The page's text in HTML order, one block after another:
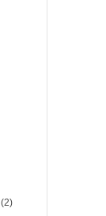
(2)